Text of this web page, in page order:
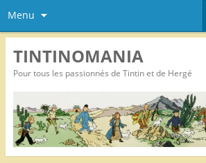
Menu
TINTINOMANIA
Pour tous les passionnés de Tintin et de Hergé